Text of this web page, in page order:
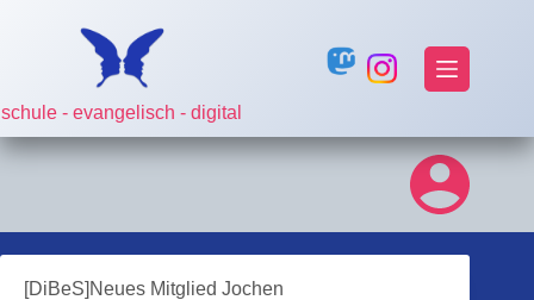
schule - evangelisch - digital
[DiBeS]Neues Mitglied Jochen